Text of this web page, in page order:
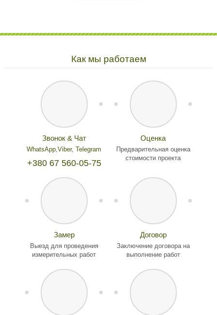
Как мы работаем
Звонок & Чат
WhatsApp, Viber, Telegram
+380 67 560-05-75
Оценка
Предварительная оценка
стоимости проекта
Замер
Выезд для проведения
измерительных работ
Договор
Заключение договора на
выполнение работ